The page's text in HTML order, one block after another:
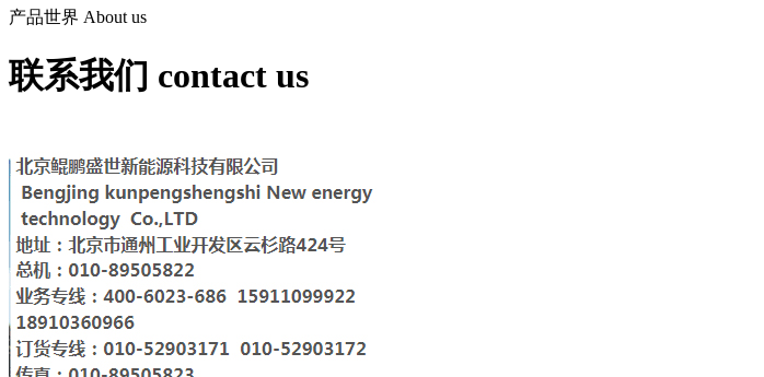
产品世界 About us
联系我们 contact us